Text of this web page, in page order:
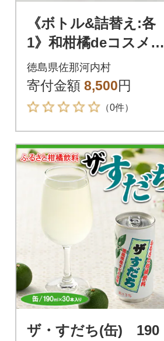
《ボトル&詰替え:各
1》和柑橘deコスメ
「山神果樹薬草園」
柚子のボディソープ
セット
徳島県佐那河内村
寄付金額 8,500円
（0件）
ザ・すだち(缶) 190